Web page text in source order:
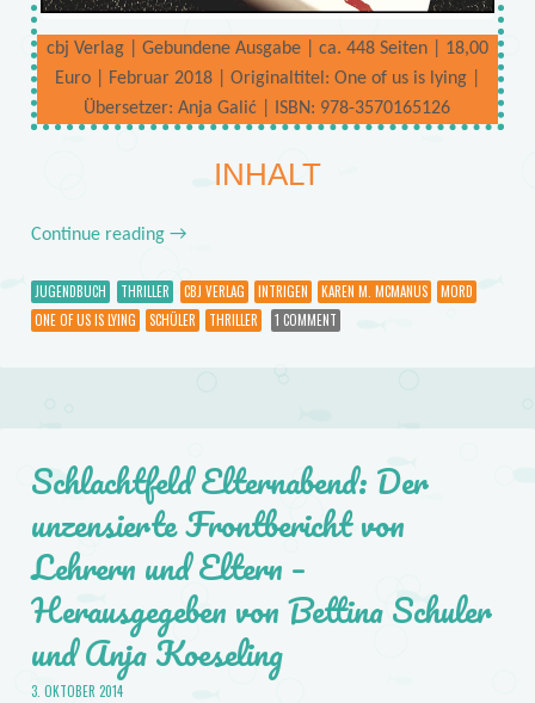
cbj Verlag | Gebundene Ausgabe | ca. 448 Seiten | 18,00
Euro | Februar 2018 | Originaltitel: One of us is lying |
Übersetzer: Anja Galić | ISBN: 978-3570165126
INHALT
Continue reading →
JUGENDBUCH THRILLER CBJ VERLAG INTRIGEN KAREN M. MCMANUS
MORD
ONE OF US IS LYING
SCHÜLER THRILLER 1 COMMENT
Schlachtfeld Elternabend: Der
unzensierte Frontbericht von
Lehrern und Eltern –
Herausgegeben von Bettina Schuler
und Anja Koeseling
3. OKTOBER 2014